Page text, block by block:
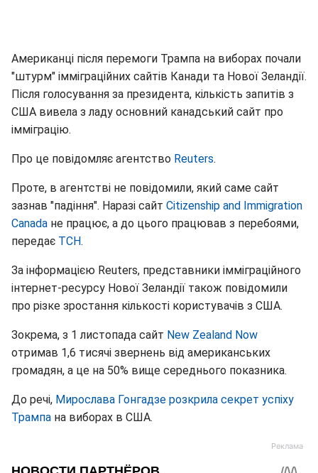
Американці після перемоги Трампа на виборах почали
"штурм" імміграційних сайтів Канади та Нової Зеландії.
Після голосування за президента, кількість запитів з
США вивела з ладу основний канадський сайт про
імміграцію.
Про це повідомляє агентство Reuters.
Проте, в агентстві не повідомили, який саме сайт
зазнав "падіння". Наразі сайт Citizenship and Immigration
Canada не працює, а до цього працював з перебоями,
передає ТСН.
За інформацією Reuters, представники імміграційного
інтернет-ресурсу Нової Зеландії також повідомили
про різке зростання кількості користувачів з США.
Зокрема, з 1 листопада сайт New Zealand Now
отримав 1,6 тисячі звернень від американських
громадян, а це на 50% вище середнього показника.
До речі, Мирослава Гонгадзе розкрила секрет успіху
Трампа на виборах в США.